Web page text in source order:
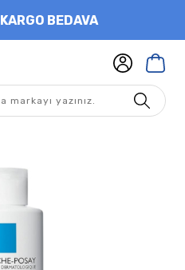
KARGO BEDAVA